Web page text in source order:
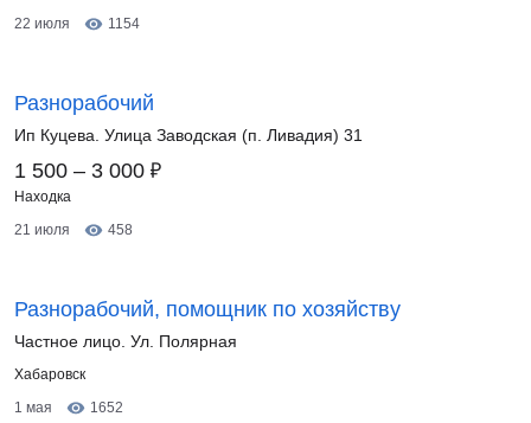
22 июля
1154
Разнорабочий
Ип Куцева. Улица Заводская (п. Ливадия) 31
1 500 – 3 000 ₽
Находка
21 июля
458
Разнорабочий, помощник по хозяйству
Частное лицо. Ул. Полярная
Хабаровск
1 мая
1652